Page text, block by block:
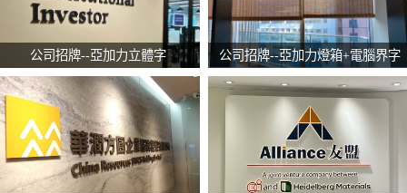
公司招牌--亞加力立體字 公司招牌--亞加力燈箱+電腦界字